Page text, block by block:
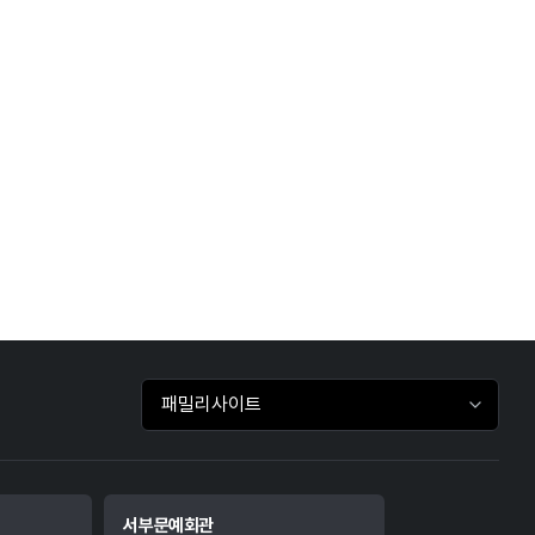
패밀리사이트 바로가기
서부문예회관